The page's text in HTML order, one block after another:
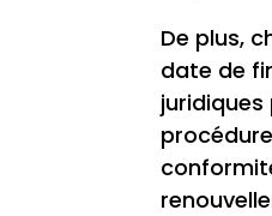
De plus,
date de
juridiques